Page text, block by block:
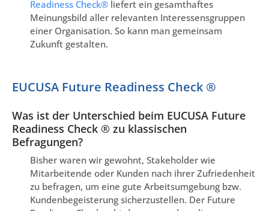
Readiness Check® liefert ein gesamthaftes
Meinungsbild aller relevanten Interessensgruppen
einer Organisation. So kann man gemeinsam
Zukunft gestalten.
EUCUSA Future Readiness Check ®
Was ist der Unterschied beim EUCUSA Future
Readiness Check ® zu klassischen
Befragungen?
Bisher waren wir gewohnt, Stakeholder wie
Mitarbeitende oder Kunden nach ihrer Zufriedenheit
zu befragen, um eine gute Arbeitsumgebung bzw.
Kundenbegeisterung sicherzustellen. Der Future